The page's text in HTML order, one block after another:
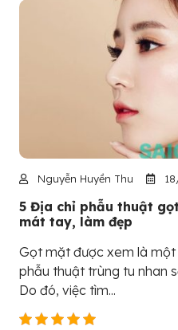
Nguyễn Huyền Thu
5 Địa chỉ phẫu thuật
mát tay, làm đẹp
Gọt mặt được xem là
phẫu thuật trùng tu nhan
Do đó, việc tìm...